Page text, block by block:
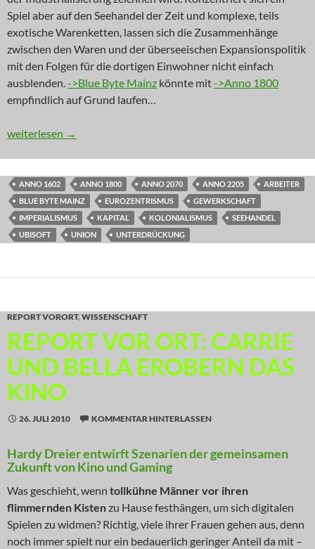
Spiel aber auf den Seehandel der Zeit und komplexe, teils
exotische Warenketten, lassen sich die Zusammenhänge
zwischen den Waren und der überseeischen Expansionspolitik
mit den Folgen für die dortigen Einwohner nicht einfach
ausblenden.->Blue Byte Mainz könnte mit->Anno 1800
empfindlich auf Grund laufen…
NEWS: Im saubersten Zoo der Welt
weiterlesen →
ANNO 1602 ANNO 1800 ANNO 2070 ANNO 2205
ARBEITER
BLUE BYTE MAINZ
EUROZENTRISMUS
GEWERKSCHAFT
IMPERIALISMUS
KAPITAL KOLONIALISMUS
SEEHANDEL
UBISOFT
UNION UNTERDRÜCKUNG
REPORT VORORT,WISSENSCHAFT
REPORT VOR ORT: CARRIE
UND BELLA EROBERN DAS
KINO
26. JULI 2010 KOMMENTAR HINTERLASSEN
Hardy Dreier entwirft Szenarien der gemeinsamen
Zukunft von Kino und Gaming
Was geschieht, wenn tollkühne Männer vor ihren
flimmernden Kistenzu Hause festhängen, um sich digitalen
Spielen zu widmen? Richtig, viele ihrer Frauen gehen aus, denn
noch immer spielt nur ein bedauerlich geringer Anteil da mit –